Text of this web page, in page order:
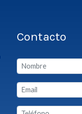
Contacto